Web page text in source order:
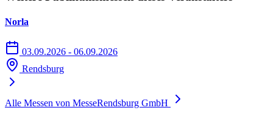
Norla
03.09.2026 - 06.09.2026
Rendsburg
Alle Messen von MesseRendsburg GmbH